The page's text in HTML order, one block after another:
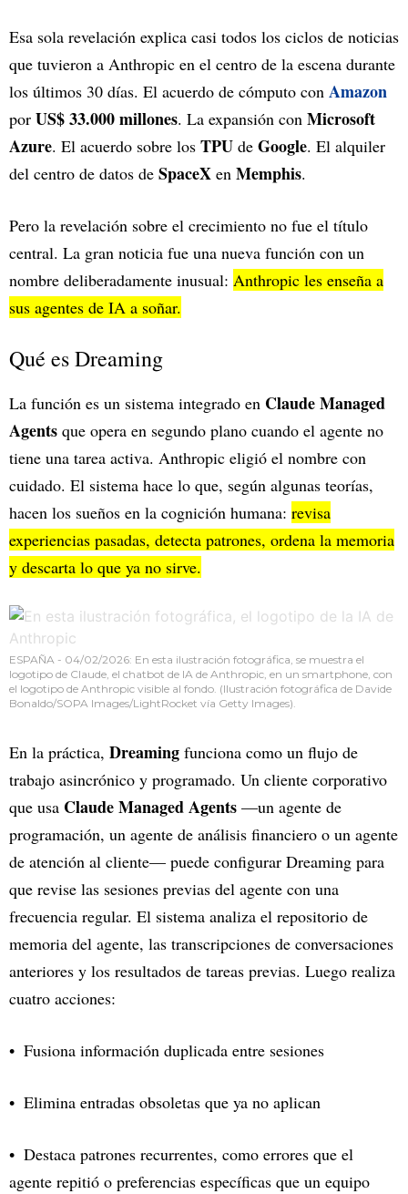
Esa sola revelación explica casi todos los ciclos de noticias
que tuvieron a Anthropic en el centro de la escena durante
los últimos 30 días. El acuerdo de cómputo con Amazon
por US$ 33.000 millones. La expansión con Microsoft
Azure. El acuerdo sobre los TPU de Google. El alquiler
del centro de datos de SpaceX en Memphis.
Pero la revelación sobre el crecimiento no fue el título
central. La gran noticia fue una nueva función con un
nombre deliberadamente inusual: Anthropic les enseña a
sus agentes de IA a soñar.
Qué es Dreaming
La función es un sistema integrado en Claude Managed
Agents que opera en segundo plano cuando el agente no
tiene una tarea activa. Anthropic eligió el nombre con
cuidado. El sistema hace lo que, según algunas teorías,
hacen los sueños en la cognición humana: revisa
experiencias pasadas, detecta patrones, ordena la memoria
y descarta lo que ya no sirve.
ESPAÑA - 04/02/2026: En esta ilustración fotográfica, se muestra el
logotipo de Claude, el chatbot de IA de Anthropic, en un smartphone, con
el logotipo de Anthropic visible al fondo. (Ilustración fotográfica de Davide
Bonaldo/SOPA Images/LightRocket vía Getty Images).
En la práctica, Dreaming funciona como un flujo de
trabajo asincrónico y programado. Un cliente corporativo
que usa Claude Managed Agents —un agente de
programación, un agente de análisis financiero o un agente
de atención al cliente— puede configurar Dreaming para
que revise las sesiones previas del agente con una
frecuencia regular. El sistema analiza el repositorio de
memoria del agente, las transcripciones de conversaciones
anteriores y los resultados de tareas previas. Luego realiza
cuatro acciones:
Fusiona información duplicada entre sesiones
Elimina entradas obsoletas que ya no aplican
Destaca patrones recurrentes, como errores que el
agente repitió o preferencias específicas que un equipo